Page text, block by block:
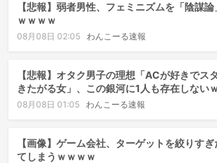
【悲報】弱者男性、フェミニズムを「陰謀
ｗｗｗｗ
08月08日 02:05 わんこーる速報
【悲報】オタク男子の理想「ACが好きでス
きたがる女」、この銀河に1人も存在しない
08月08日 01:05 わんこーる速報
【画像】ゲーム会社、ターゲットを絞りす
てしまうｗｗｗｗ